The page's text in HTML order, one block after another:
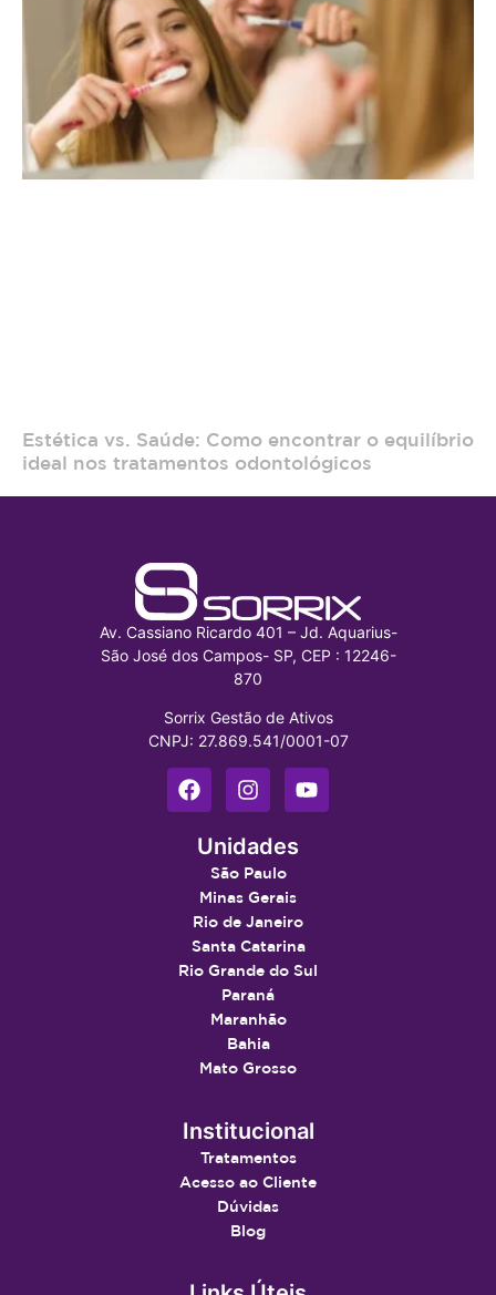
Estética vs. Saúde: Como encontrar o equilíbrio
ideal nos tratamentos odontológicos
Av. Cassiano Ricardo 401 – Jd. Aquarius-
São José dos Campos- SP, CEP : 12246-
870
Sorrix Gestão de Ativos
CNPJ: 27.869.541/0001-07
Unidades
São Paulo
Minas Gerais
Rio de Janeiro
Santa Catarina
Rio Grande do Sul
Paraná
Maranhão
Bahia
Mato Grosso
Institucional
Tratamentos
Acesso ao Cliente
Dúvidas
Blog